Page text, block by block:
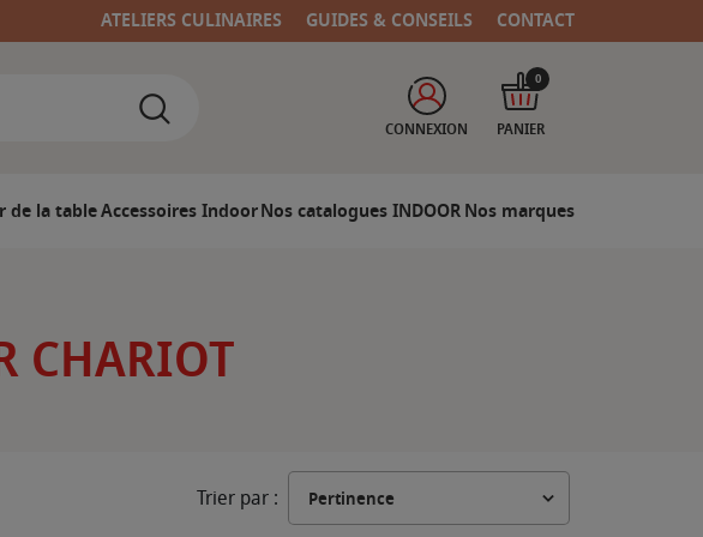
ATELIERS CULINAIRES GUIDES & CONSEILS CONTACT
CONNEXION PANIER
0
de la tableAccessoires IndoorNos catalogues INDOORNos marques
CHARIOT
Trier par :